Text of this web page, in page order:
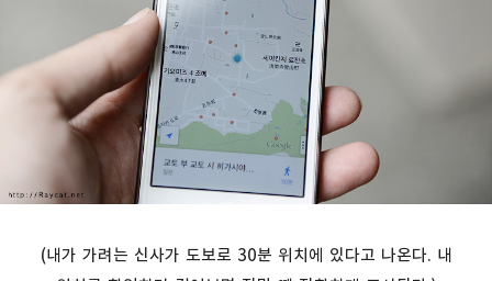
(내가 가려는 신사가 도보로 30분 위치에 있다고 나온다. 내